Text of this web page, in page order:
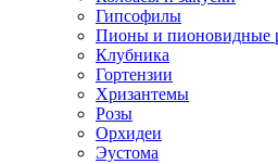
Гипсофилы
Пионы и пионовидные
Клубника
Гортензии
Хризантемы
Розы
Орхидеи
Эустома